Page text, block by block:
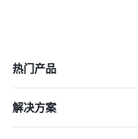
热门产品
解决方案